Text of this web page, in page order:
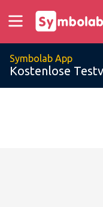
Symbolab App
Kostenlose